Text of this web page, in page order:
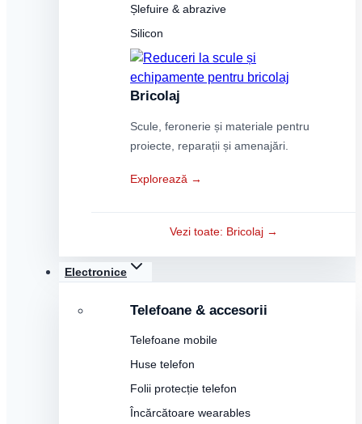
Șlefuire & abrazive
Silicon
Bricolaj
Scule, feronerie și materiale pentru
proiecte, reparații și amenajări.
Explorează →
Vezi toate: Bricolaj →
Electronice
Telefoane & accesorii
Telefoane mobile
Huse telefon
Folii protecție telefon
Încărcătoare wearables